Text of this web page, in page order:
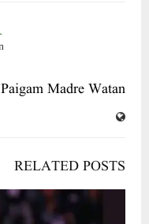
Paigam Madre Watan
RELATED POSTS